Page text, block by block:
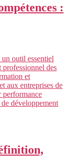
:
outil essentiel
professionnel des
et
aux entreprises de
performance
développement